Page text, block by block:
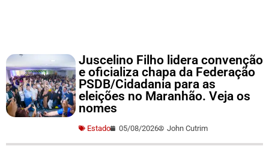
Juscelino Filho lidera convenção
e oficializa chapa da Federação
PSDB/Cidadania para as
eleições no Maranhão. Veja os
nomes
Estado 05/08/2026 John Cutrim